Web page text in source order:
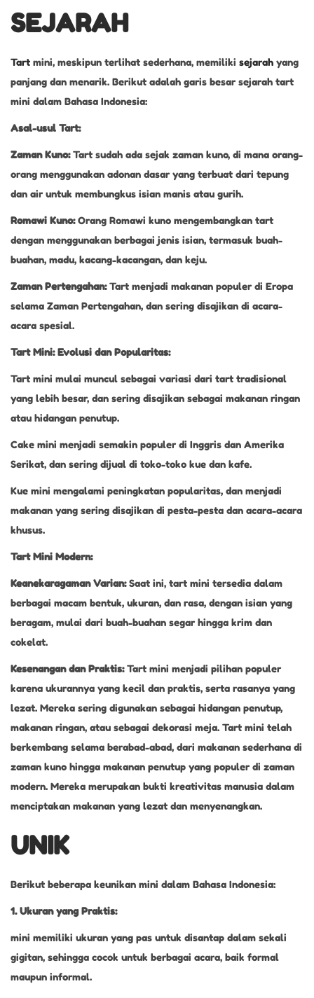
SEJARAH
Tart mini, meskipun terlihat sederhana, memiliki sejarah yang
panjang dan menarik. Berikut adalah garis besar sejarah tart
mini dalam Bahasa Indonesia:
Asal-usul Tart:
Zaman Kuno:Tart sudah ada sejak zaman kuno, di mana orang-
orang menggunakan adonan dasar yang terbuat dari tepung
dan air untuk membungkus isian manis atau gurih.
Romawi Kuno:Orang Romawi kuno mengembangkan tart
dengan menggunakan berbagai jenis isian, termasuk buah-
buahan, madu, kacang-kacangan, dan keju.
Zaman Pertengahan:Tart menjadi makanan populer di Eropa
selama Zaman Pertengahan, dan sering disajikan di acara-
acara spesial.
Tart Mini: Evolusi dan Popularitas:
Tart mini mulai muncul sebagai variasi dari tart tradisional
yang lebih besar, dan sering disajikan sebagai makanan ringan
atau hidangan penutup.
Cake mini menjadi semakin populer di Inggris dan Amerika
Serikat, dan sering dijual di toko-toko kue dan kafe.
Kue mini mengalami peningkatan popularitas, dan menjadi
makanan yang sering disajikan di pesta-pesta dan acara-acara
khusus.
Tart Mini Modern:
Keanekaragaman Varian:Saat ini, tart mini tersedia dalam
berbagai macam bentuk, ukuran, dan rasa, dengan isian yang
beragam, mulai dari buah-buahan segar hingga krim dan
cokelat.
Kesenangan dan Praktis:Tart mini menjadi pilihan populer
karena ukurannya yang kecil dan praktis, serta rasanya yang
lezat. Mereka sering digunakan sebagai hidangan penutup,
makanan ringan, atau sebagai dekorasi meja. Tart mini telah
berkembang selama berabad-abad, dari makanan sederhana di
zaman kuno hingga makanan penutup yang populer di zaman
modern. Mereka merupakan bukti kreativitas manusia dalam
menciptakan makanan yang lezat dan menyenangkan.
UNIK
Berikut beberapa keunikan mini dalam Bahasa Indonesia:
1. Ukuran yang Praktis:
mini memiliki ukuran yang pas untuk disantap dalam sekali
gigitan, sehingga cocok untuk berbagai acara, baik formal
maupun informal.